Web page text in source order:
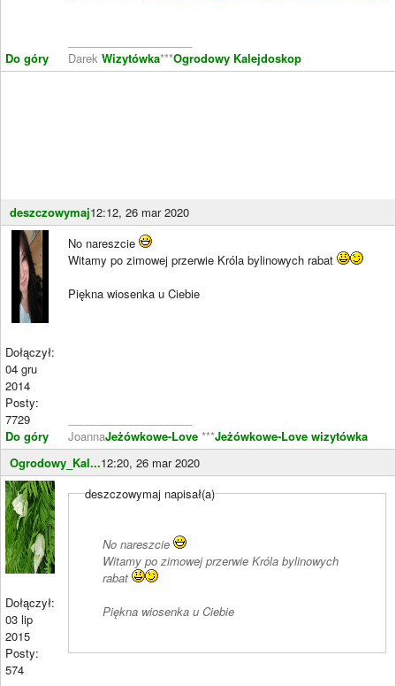
Do góry
Darek Wizytówka***Ogrodowy Kalejdoskop
deszczowymaj12:12, 26 mar 2020
Dołączył:
04 gru
2014
Posty:
7729
Do góry
No nareszcie
Witamy po zimowej przerwie Króla bylinowych rabat
Piękna wiosenka u Ciebie
JoannaJeżówkowe-Love ***Jeżówkowe-Love wizytówka
Ogrodowy_Kal...12:20, 26 mar 2020
Dołączył:
03 lip
2015
Posty:
574
deszczowymaj napisał(a)
No nareszcie
Witamy po zimowej przerwie Króla bylinowych
rabat
Piękna wiosenka u Ciebie